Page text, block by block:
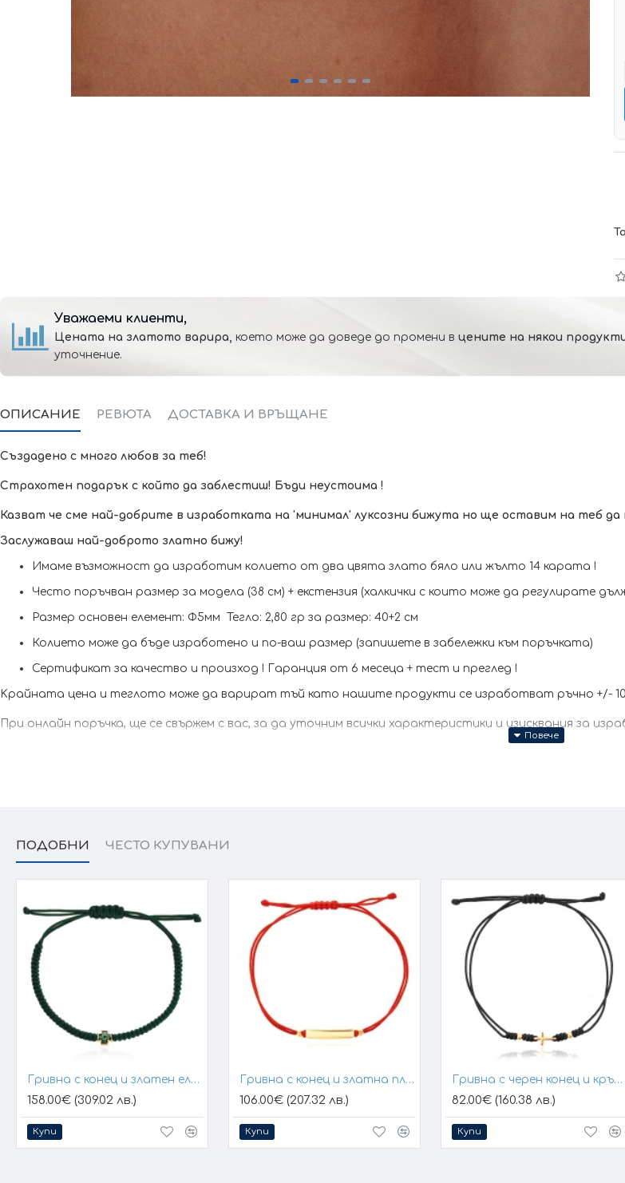
Уважаеми клиенти,
Цената на златото варира, което може да доведе до промени в цените на някои
уточнение.
ОПИСАНИЕ РЕВЮТА ДОСТАВКА И ВРЪЩАНЕ
Създадено с много любов за теб!
Страхотен подарък с който да заблестиш! Бъди неустоима !
Казват че сме най-добрите в изработката на 'минимал' луксозни бижута но ще оставим на теб да
Заслужаваш най-доброто златно бижу!
Имаме възможност да изработим кoлието от два цвята злато бяло или жълто 14 карата !
Често поръчван размер за модела (38 см) + екстензия (халкички с които може да регулирате
Размер основен елемент: Ф5мм Тегло: 2,80 гр за размер: 40+2 см
Колието може да бъде изработено и по-ваш размер (запишете в забележки към поръчката)
Сертификат за качество и произход ! Гаранция от 6 месеца + тест и преглед !
Kрайната цена и теглото може да варират тъй като нашите продукти се изработват ръчно +/-
При онлайн поръчка, ще се свържем с вас, за да уточним всички характеристики и изисквания за
ПОДОБНИ ЧЕСТО КУПУВАНИ
Гривна с конец и златен елемент кръст
158.00€ (309.02 лв.)
Купи
Гривна с конец и златна плочка за гравиране
106.00€ (207.32 лв.)
Купи
Гривна с черен конец и кръстче
82.00€ (160.38 лв.)
Купи